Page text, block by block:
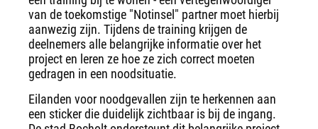
van de toekomstige "Notinsel" partner moet hierbij
aanwezig zijn. Tijdens de training krijgen de
deelnemers alle belangrijke informatie over het
project en leren ze hoe ze zich correct moeten
gedragen in een noodsituatie.
Eilanden voor noodgevallen zijn te herkennen aan
een sticker die duidelijk zichtbaar is bij de ingang.